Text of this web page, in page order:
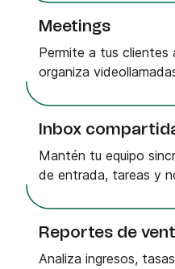
Meetings
Permite a tus clientes
organiza
Inbox
Mantén tu equipo
de entrada, tareas y
Reportes de
Analiza ingresos,